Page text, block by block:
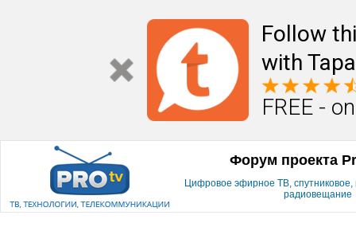
Follow
with
FREE -
Форум проекта
Цифровое эфирное ТВ, спутниковое,
радиовещание